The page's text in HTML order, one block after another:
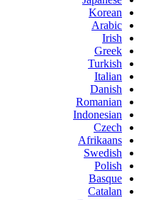
Korean
Arabic
Irish
Greek
Turkish
Italian
Danish
Romanian
Indonesian
Czech
Afrikaans
Swedish
Polish
Basque
Catalan